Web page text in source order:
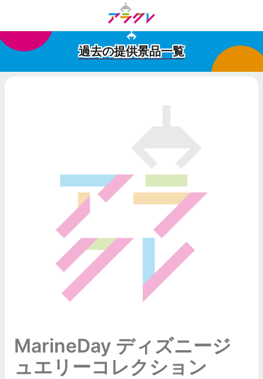
過去の提供景品一覧
MarineDay ディズニージ
ュエリーコレクション